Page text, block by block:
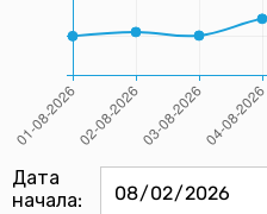
Дата
начала: